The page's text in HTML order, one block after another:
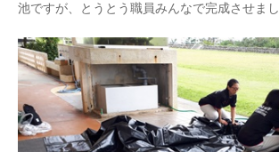
池ですが、とうとう職員みんなで完成させまし